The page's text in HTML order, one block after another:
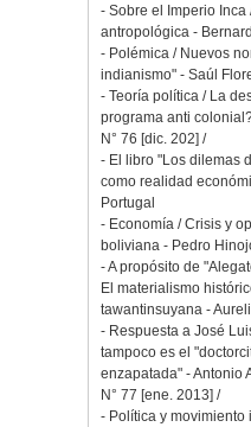
- Sobre el Imperio
antropológica -
- Polémica / Nuevos
indianismo" - Saúl
- Teoría política / La
programa anti
N° 76 [dic. 202] /
- El libro "Los dilemas
como realidad
Portugal
- Economía / Crisis y
boliviana - Pedro
- A propósito de
El materialismo
tawantinsuyana -
- Respuesta a José
tampoco es el
enzapatada" - Antonio
N° 77 [ene. 2013] /
- Política y